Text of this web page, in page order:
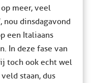
meer, veel
nou dinsdagavond
een Italiaans
In deze fase van
toch ook echt wel
staan, dus